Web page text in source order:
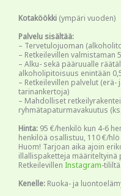
Kotaköökki (ympäri vuoden)
Palvelu sisältää:
– Tervetulojuoman
– Retkeilevillen valmistaman
– Alku- sekä pääruualle
alkoholipitoisuus enintään
– Retkeilevillen palvelut
tarinankertoja)
– Mahdolliset
ryhmätapaturmavakuutus (ks.
Hinta: 95 €/henkilö kun 4-6
henkilöä osallistuu, 110 €/
Huom! Tarjoan aika ajoin
illallispaketteja määriteltyinä
Retkeilevillen Instagram-tililtä.
Kenelle: Ruoka- ja